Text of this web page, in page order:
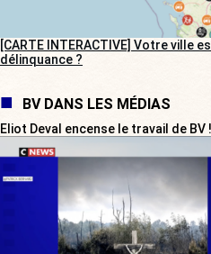
[CARTE INTERACTIVE] Votre ville
délinquance ?
BV DANS LES MÉDIAS
Eliot Deval encense le travail de BV !